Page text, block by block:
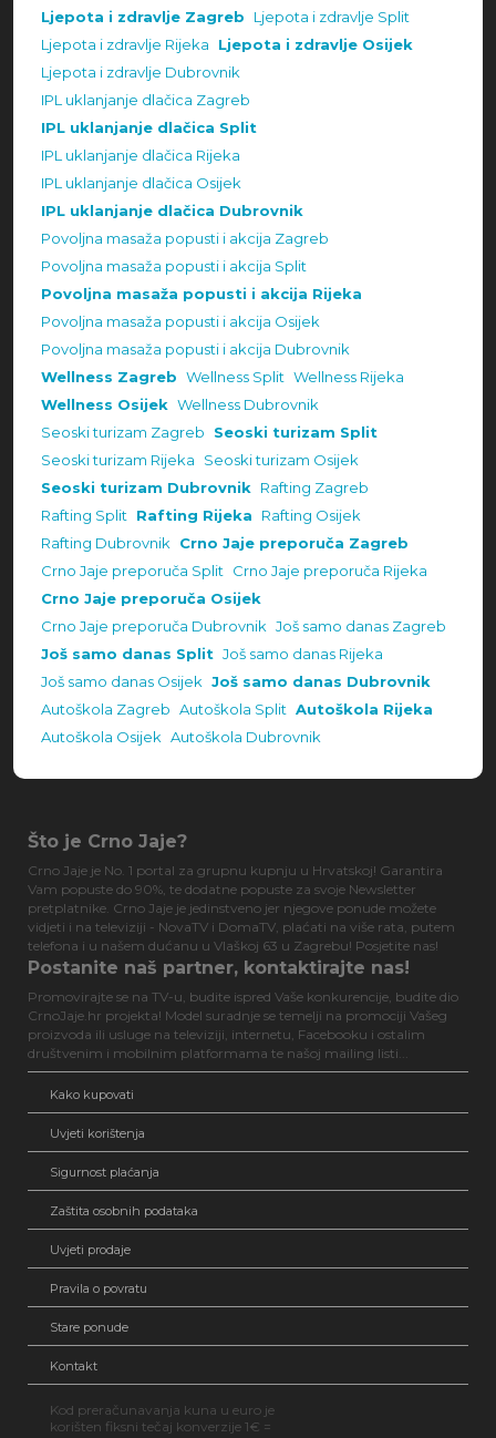
Ljepota i zdravlje Zagreb
Ljepota i zdravlje Split
Ljepota i zdravlje Rijeka
Ljepota i zdravlje Osijek
Ljepota i zdravlje Dubrovnik
IPL uklanjanje dlačica Zagreb
IPL uklanjanje dlačica Split
IPL uklanjanje dlačica Rijeka
IPL uklanjanje dlačica Osijek
IPL uklanjanje dlačica Dubrovnik
Povoljna masaža popusti i akcija Zagreb
Povoljna masaža popusti i akcija Split
Povoljna masaža popusti i akcija Rijeka
Povoljna masaža popusti i akcija Osijek
Povoljna masaža popusti i akcija Dubrovnik
Wellness Zagreb Wellness Split Wellness Rijeka
Wellness Osijek Wellness Dubrovnik
Seoski turizam Zagreb
Seoski turizam Split
Seoski turizam Rijeka
Seoski turizam Osijek
Seoski turizam Dubrovnik Rafting Zagreb
Rafting Split Rafting Rijeka
Rafting Osijek
Rafting Dubrovnik Crno Jaje preporuča Zagreb
Crno Jaje preporuča Split Crno Jaje preporuča Rijeka
Crno Jaje preporuča Osijek
Crno Jaje preporuča Dubrovnik Još samo danas Zagreb
Još samo danas Split Još samo danas Rijeka
Još samo danas Osijek Još samo danas Dubrovnik
Autoškola Zagreb Autoškola Split Autoškola Rijeka
Autoškola Osijek Autoškola Dubrovnik
Što je Crno Jaje?
Crno Jaje je No. 1 portal za grupnu kupnju u Hrvatskoj! Garantira
Vam popuste do 90%, te dodatne popuste za svoje Newsletter
pretplatnike. Crno Jaje je jedinstveno jer njegove ponude možete
vidjeti i na televiziji - NovaTV i DomaTV, plaćati na više rata, putem
telefona i u našem dućanu u Vlaškoj 63 u Zagrebu! Posjetite nas!
Postanite naš partner, kontaktirajte nas!
Promovirajte se na TV-u, budite ispred Vaše konkurencije, budite dio
CrnoJaje.hr projekta! Model suradnje se temelji na promociji Vašeg
proizvoda ili usluge na televiziji, internetu, Facebooku i ostalim
društvenim i mobilnim platformama te našoj mailing listi...
Kako kupovati
Uvjeti korištenja
Sigurnost plaćanja
Zaštita osobnih podataka
Uvjeti prodaje
Pravila o povratu
Stare ponude
Kontakt
Kod preračunavanja kuna u euro je
korišten fiksni tečaj konverzije 1€ =